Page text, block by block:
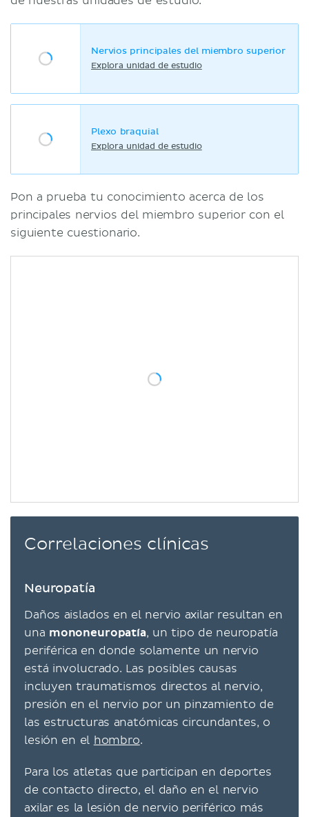
Nervios principales del miembro superior
Explora unidad de estudio
Plexo braquial
Explora unidad de estudio
Pon a prueba tu conocimiento acerca de los
principales nervios del miembro superior con el
siguiente cuestionario.
Correlaciones clínicas
Neuropatía
Daños aislados en el nervio axilar resultan en
una mononeuropatía, un tipo de neuropatía
periférica en donde solamente un nervio
está involucrado. Las posibles causas
incluyen traumatismos directos al nervio,
presión en el nervio por un pinzamiento de
las estructuras anatómicas circundantes, o
lesión en el hombro.
Para los atletas que participan en deportes
de contacto directo, el daño en el nervio
axilar es la lesión de nervio periférico más